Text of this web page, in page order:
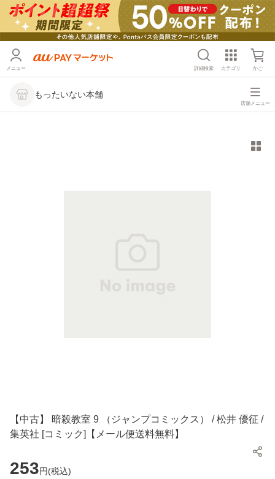
メニュー 詳細検索 カテゴリ かご
もったいない本舗
店舗メニュー
【中古】 暗殺教室 9 （ジャンプコミックス） / 松井 優征 /
集英社 [コミック]【メール便送料無料】
253円(税込)